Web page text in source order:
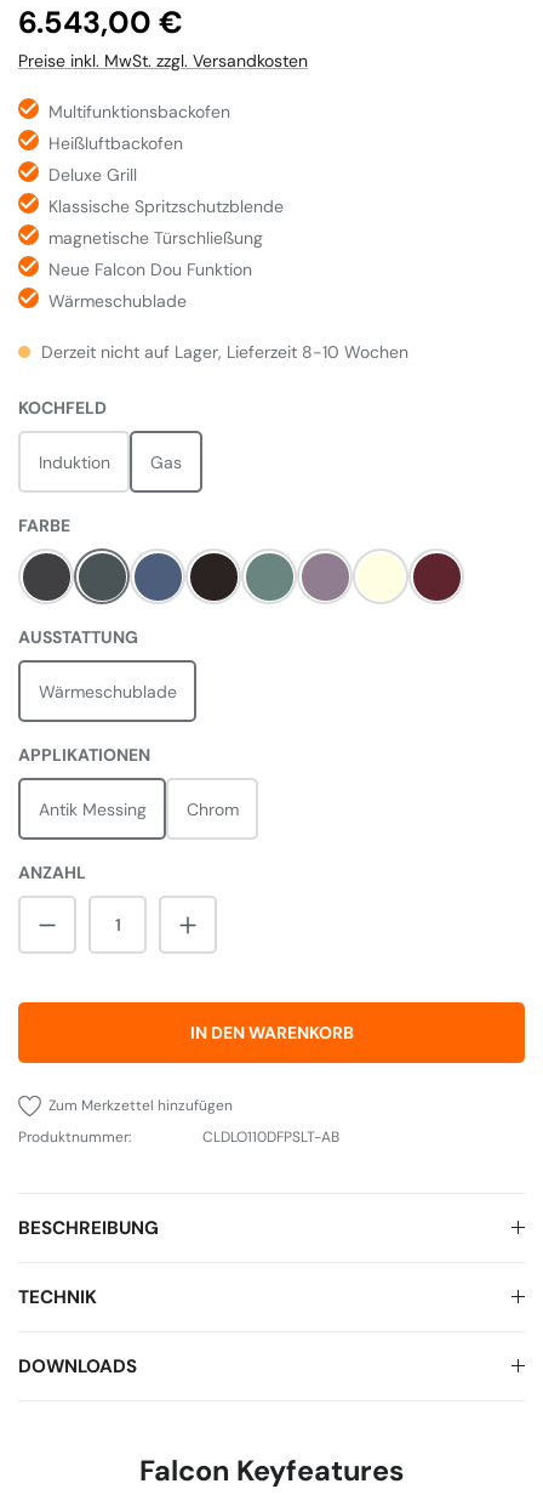
Regulärer Preis:
6.543,00 €
Preise inkl. MwSt. zzgl. Versandkosten
Multifunktionsbackofen
Heißluftbackofen
Deluxe Grill
Klassische Spritzschutzblende
magnetische Türschließung
Neue Falcon Dou Funktion
Wärmeschublade
Derzeit nicht auf Lager, Lieferzeit 8-10 Wochen
KOCHFELDAUSWÄHLEN
Induktion Gas
FARBEAUSWÄHLEN
Charcoal Black
Slate Stone BlueBlack Mineral Green
Heather Pale CreamBordeaux Rot
AUSSTATTUNG
Wärmeschublade
APPLIKATIONENAUSWÄHLEN
Antik Messing Chrom
ANZAHL
Produkt Anzahl: Gib den gewünschten
IN DEN WARENKORB
Zum Merkzettel hinzufügen
Produktnummer:
CLDLO110DFPSLT-AB
BESCHREIBUNG
TECHNIK
DOWNLOADS
Falcon Keyfeatures